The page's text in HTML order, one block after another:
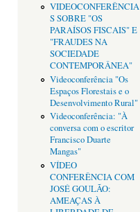
VIDEOCONFERÊNCIA
S SOBRE "OS
PARAÍSOS FISCAIS" E
"FRAUDES NA
SOCIEDADE
CONTEMPORÂNEA"
Videoconferência "Os
Espaços Florestais e o
Desenvolvimento Rural"
Videoconferência: "À
conversa com o escritor
Francisco Duarte
Mangas"
VÍDEO
CONFERÊNCIA COM
JOSÉ GOULÃO:
AMEAÇAS À